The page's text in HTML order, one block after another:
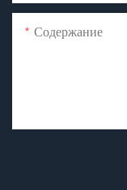
Содержание